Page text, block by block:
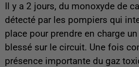
Il y a 2 jours, du monoxyde de
détecté par les pompiers qui
place pour prendre en charge
blessé sur le circuit. Une fois
présence importante du gaz